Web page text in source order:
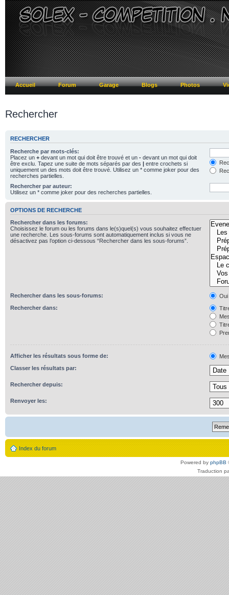
Accueil Forum Garage Blogs Photos
Rechercher
RECHERCHER
Recherche par mots-clés:
Placez un + devant un mot qui doit être trouvé et un - devant un mot qui doit
être exclu. Tapez une suite de mots séparés par des | entre crochets si
uniquement un des mots doit être trouvé. Utilisez un * comme joker pour des
recherches partielles.
Rechercher par auteur:
Utilisez un * comme joker pour des recherches partielles.
OPTIONS DE RECHERCHE
Rechercher dans les forums:
Choisissez le forum ou les forums dans le(s)quel(s) vous souhaitez effectuer
une recherche. Les sous-forums sont automatiquement inclus si vous ne
désactivez pas l’option ci-dessous “Rechercher dans les sous-forums”.
Rechercher dans les sous-forums:
Oui
Rechercher dans:
Afficher les résultats sous forme de:
Classer les résultats par:
Rechercher depuis:
Renvoyer les:
Index du forum
Powered by phpBB
Traduction